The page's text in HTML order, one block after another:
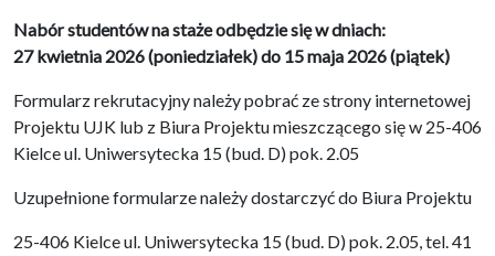
Nabór studentów na staże odbędzie się w dniach:
27 kwietnia 2026 (poniedziałek) do 15 maja 2026 (piątek)
Formularz rekrutacyjny należy pobrać ze strony internetowej
Projektu UJK lub z Biura Projektu mieszczącego się w 25-406
Kielce ul. Uniwersytecka 15 (bud. D) pok. 2.05
Uzupełnione formularze należy dostarczyć do Biura Projektu
25-406 Kielce ul. Uniwersytecka 15 (bud. D) pok. 2.05, tel. 41